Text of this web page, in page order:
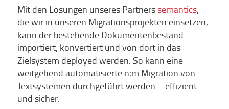
Mit den Lösungen unseres Partnerssemantics,
die wir in unseren Migrationsprojekten einsetzen,
kann der bestehende Dokumentenbestand
importiert, konvertiert und von dort in das
Zielsystem deployed werden. So kann eine
weitgehend automatisierte n:m Migration von
Textsystemen durchgeführt werden – effizient
und sicher.